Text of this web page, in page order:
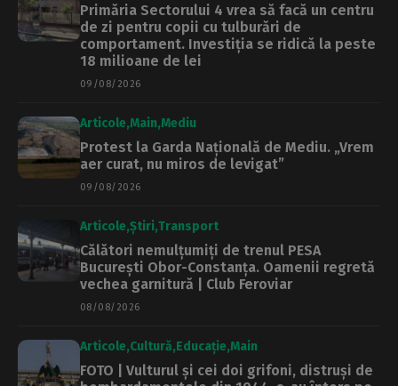
Primăria Sectorului 4 vrea să facă un centru
de zi pentru copii cu tulburări de
comportament. Investiția se ridică la peste
18 milioane de lei
09/08/2026
Articole Main Mediu
Protest la Garda Națională de Mediu. „Vrem
aer curat, nu miros de levigat”
09/08/2026
Articole Știri Transport
Călători nemulțumiți de trenul PESA
București Obor-Constanța. Oamenii regretă
vechea garnitură | Club Feroviar
08/08/2026
Articole Cultură Educație Main
FOTO | Vulturul și cei doi grifoni, distruși de